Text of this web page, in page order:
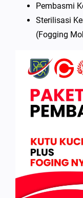
Pembasmi
Sterilisasi
(Fogging